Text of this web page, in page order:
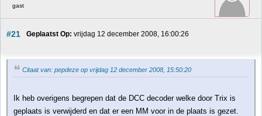
gast
#21 Geplaatst Op: vrijdag 12 december 2008, 16:00:26
Citaat van: pepdeze op vrijdag 12 december 2008, 15:50:20
Ik heb overigens begrepen dat de DCC decoder welke door Trix is
geplaats is verwijderd en dat er een MM voor in de plaats is gezet.